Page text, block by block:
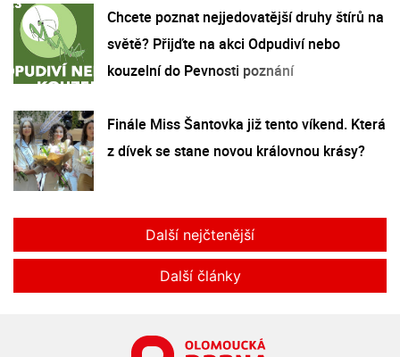
Chcete poznat nejjedovatější druhy štírů na
světě? Přijďte na akci Odpudiví nebo
kouzelní do Pevnosti poznání
Finále Miss Šantovka již tento víkend. Která
z dívek se stane novou královnou krásy?
Další nejčtenější
Další články